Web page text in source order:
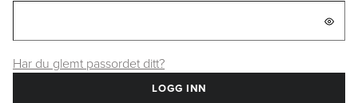
Har du glemt passordet ditt?
LOGG INN